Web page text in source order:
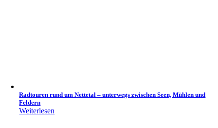
Radtouren rund um Nettetal – unterwegs zwischen Seen, Mühlen und
Feldern
Weiterlesen